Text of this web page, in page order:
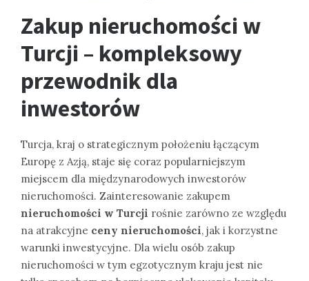
Zakup nieruchomości w
Turcji – kompleksowy
przewodnik dla
inwestorów
Turcja, kraj o strategicznym położeniu łączącym
Europę z Azją, staje się coraz popularniejszym
miejscem dla międzynarodowych inwestorów
nieruchomości. Zainteresowanie zakupem
nieruchomości w Turcji rośnie zarówno ze względu
na atrakcyjne ceny nieruchomości, jak i korzystne
warunki inwestycyjne. Dla wielu osób zakup
nieruchomości w tym egzotycznym kraju jest nie